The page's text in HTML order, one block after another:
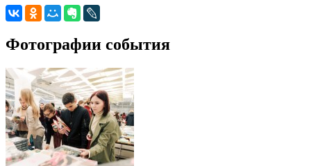
Фотографии события